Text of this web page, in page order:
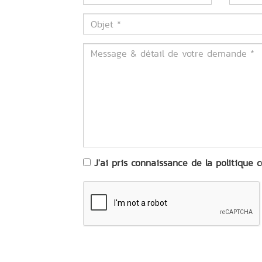
Objet
*
Message
J'ai pris connaissance de la politique